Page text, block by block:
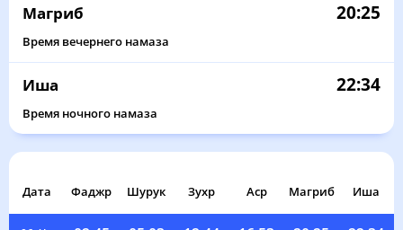
Магриб 20:25
Время вечернего намаза
Иша 22:34
Время ночного намаза
Дата Фаджр Шурук Зухр Аср Магриб Иша
03, Пн 02:43 04:58
04, Вт 02:43 05:00 12:45 16:54 20:29 22:36
05, Ср 02:44 05:01 12:44 16:54 20:27 22:35